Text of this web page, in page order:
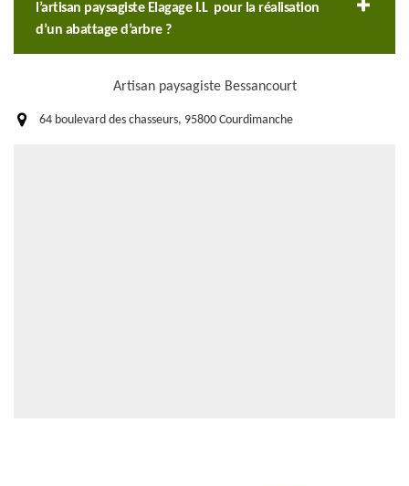
l’artisan paysagiste Elagage I.L pour la réalisation
d’un abattage d’arbre ?
Artisan paysagiste Bessancourt
64 boulevard des chasseurs, 95800 Courdimanche